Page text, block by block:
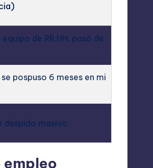
de RR.HH. pasó de
pospuso 6 meses en mi
despido masivo.
empleo